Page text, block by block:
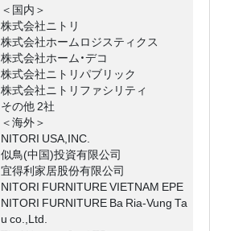
＜国内＞
株式会社ニトリ
株式会社ホームロジスティクス
株式会社ホーム・デコ
株式会社ニトリパブリック
株式会社ニトリファシリティ
その他 2社
＜海外＞
NITORI USA,INC.
似鳥(中国)投資有限公司
宜得利家居股份有限公司
NITORI FURNITURE VIETNAM EPE
NITORI FURNITURE Ba Ria-Vung Ta
u co.,Ltd.